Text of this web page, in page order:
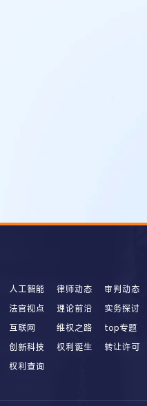
人工智能 律师动态
审判动态
法官视点 理论前沿
实务探讨
互联网 维权之路
top专题
创新科技 权利诞生
转让许可
权利查询